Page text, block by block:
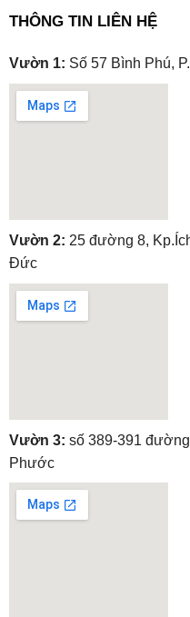
THÔNG TIN LIÊN HỆ
Vườn 1: Số 57 Bình Phú,
embedgooglemap.net
Vườn 2: 25 đường 8,
Đức
embedgooglemap.net
Vườn 3: số 389-391
Phước